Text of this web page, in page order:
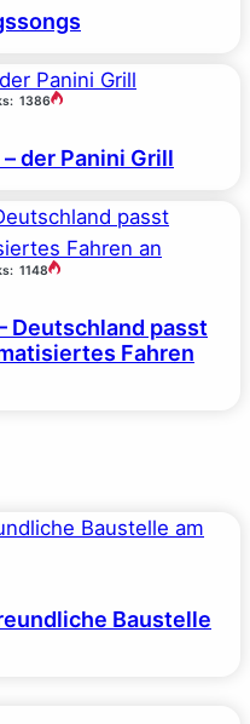
1386
der Panini Grill
1148
Deutschland passt
Fahren
Baustelle